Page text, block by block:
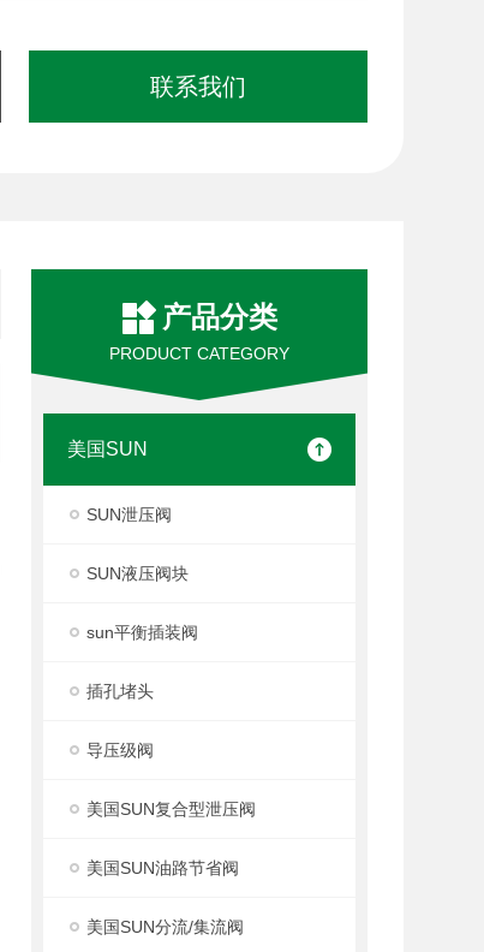
联系我们
产品分类
PRODUCT CATEGORY
美国SUN
SUN泄压阀
SUN液压阀块
sun平衡插装阀
插孔堵头
导压级阀
美国SUN复合型泄压阀
美国SUN油路节省阀
美国SUN分流/集流阀